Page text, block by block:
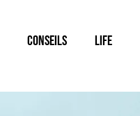
Conseils Life